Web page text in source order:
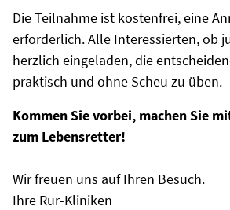
Die Teilnahme ist kostenfrei, eine
erforderlich. Alle Interessierten, ob
herzlich eingeladen, die
praktisch und ohne Scheu zu üben.
Kommen Sie vorbei, machen Sie
zum Lebensretter!
Wir freuen uns auf Ihren Besuch.
Ihre Rur-Kliniken